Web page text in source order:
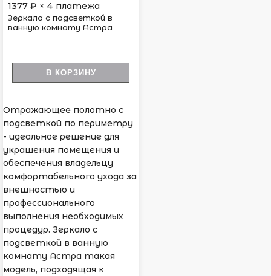
1377 ₽ × 4 платежа
Зеркало с подсветкой в
ванную комнату Астра
В КОРЗИНУ
Отражающее полотно с
подсветкой по периметру
- идеальное решение для
украшения помещения и
обеспечения владельцу
комфортабельного ухода за
внешностью и
профессионального
выполнения необходимых
процедур. Зеркало с
подсветкой в ванную
комнату Астра такая
модель, подходящая к